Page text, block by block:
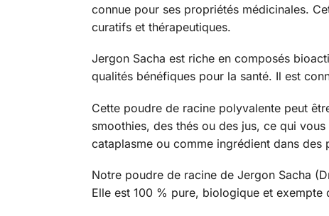
connue pour ses propriétés médicinales.
curatifs et thérapeutiques.
Jergon Sacha est riche en composés
qualités bénéfiques pour la santé. Il est
Cette poudre de racine polyvalente peut
smoothies, des thés ou des jus, ce qui
cataplasme ou comme ingrédient dans
Notre poudre de racine de Jergon Sacha
Elle est 100 % pure, biologique et